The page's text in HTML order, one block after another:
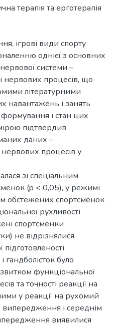
терапія та ерготерапія
ігрові види спорту
однієї з основних
системи –
нервових процесів, що
літературними
навантажень і занять
і стан цих
підтвердив
даних –
процесів у
зі спеціальним
(p < 0,05), у режимі
обстежених спортсменок
рухливості
спортсменки
не відрізнялися.
гандболісток було
функціональної
та точності реакції на
у реакції на рухомий
випередження і середнім
виявилися